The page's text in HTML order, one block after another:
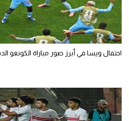
احتفال ويسا في أبرز صور مباراة الكونغو